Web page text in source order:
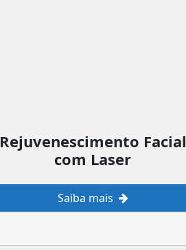
Rejuvenescimento Facial
com Laser
Saiba mais